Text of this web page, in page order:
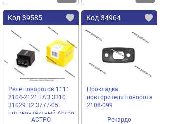
Код 39585
Реле поворотов 1111
2104-2121 ГАЗ 3310
31029 32.3777-05
пятиконтактный Астро
АСТРО
Код 34964
Прокладка
повторителя поворота
2108-099
Рекардо